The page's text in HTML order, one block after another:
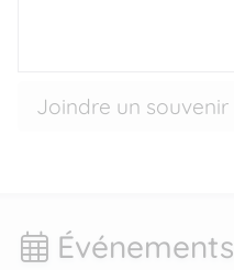
Joindre un souvenir
Événements